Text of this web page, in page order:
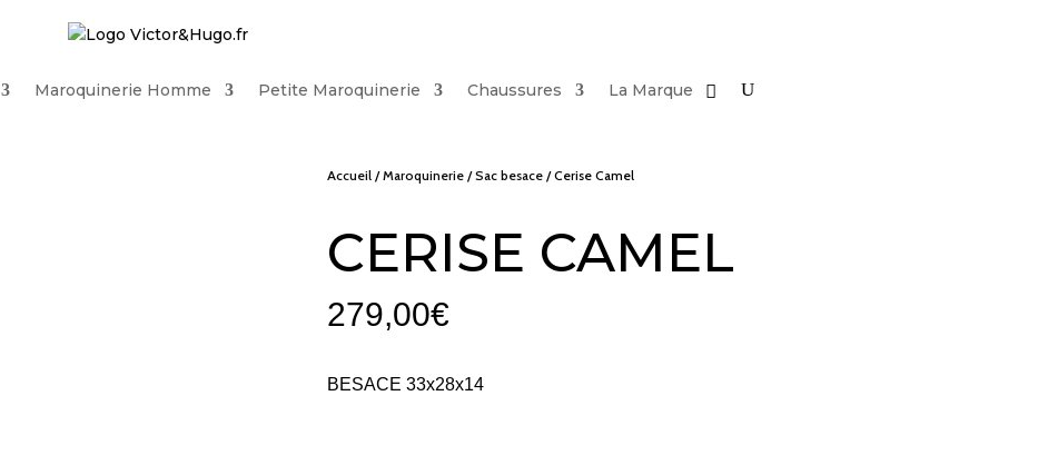
Maroquinerie Homme Petite Maroquinerie Chaussures La Marque
Accueil /Maroquinerie /Sac besace / Cerise Camel
CERISE CAMEL
279,00€
BESACE 33x28x14